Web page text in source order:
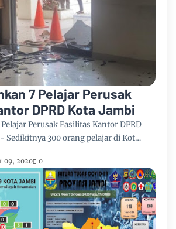
7 Pelajar Perusak
DPRD Kota Jambi
Perusak Fasilitas Kantor DPRD
Sedikitnya 300 orang pelajar di Kot…
09, 2020
0